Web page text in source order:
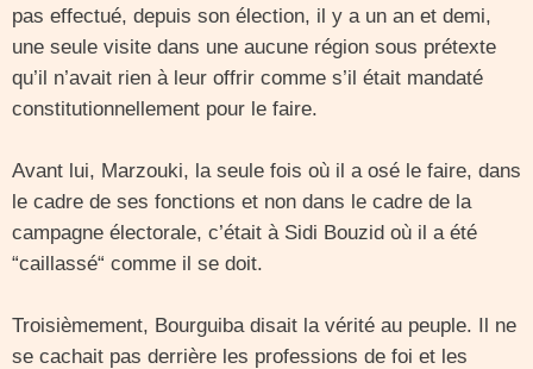
pas effectué, depuis son élection, il y a un an et demi,
une seule visite dans une aucune région sous prétexte
qu’il n’avait rien à leur offrir comme s’il était mandaté
constitutionnellement pour le faire.
Avant lui, Marzouki, la seule fois où il a osé le faire, dans
le cadre de ses fonctions et non dans le cadre de la
campagne électorale, c’était à Sidi Bouzid où il a été
“caillassé“ comme il se doit.
Troisièmement, Bourguiba disait la vérité au peuple. Il ne
se cachait pas derrière les professions de foi et les